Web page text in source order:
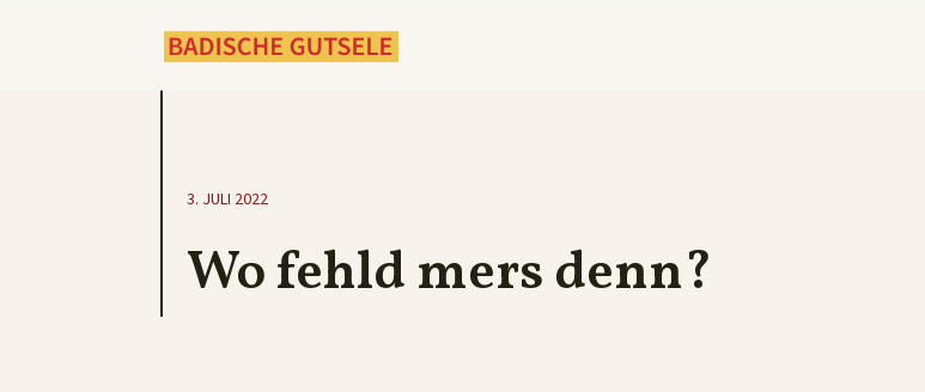
3. JULI 2022
Wo fehld mers denn?